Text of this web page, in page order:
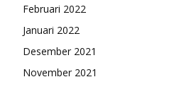
Februari 2022
Januari 2022
Desember 2021
November 2021